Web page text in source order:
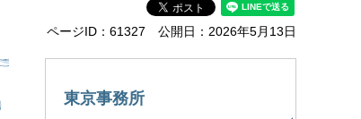
ページID：61327 公開日：2026年5月13日
東京事務所